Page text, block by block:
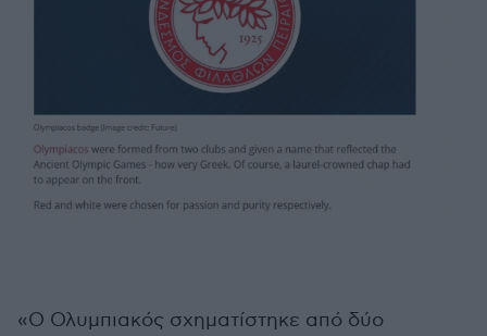
«Ο Ολυμπιακός σχηματίστηκε από δύο